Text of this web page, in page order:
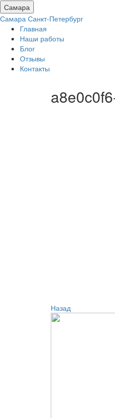
Самара
Самара Санкт-Петербург
Главная
Наши работы
Блог
Отзывы
Контакты
Назад